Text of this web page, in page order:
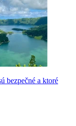
bezpečné a ktoré